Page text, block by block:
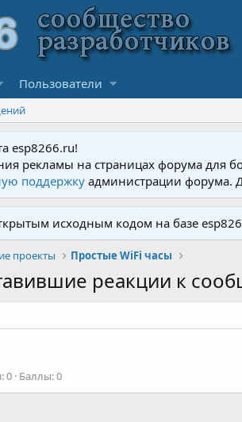
Пользователи
esp8266.ru!
рекламы на страницах форума для
поддержкуадминистрации форума.
исходным кодом на базе
проекты Простые WiFi часы
реакции к
0 Баллы 0